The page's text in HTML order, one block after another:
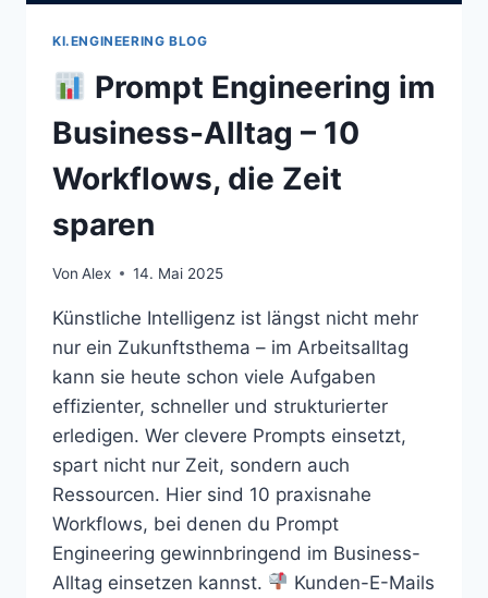
KI.ENGINEERING BLOG
Prompt Engineering im
Business-Alltag – 10
Workflows, die Zeit
sparen
Von Alex 14. Mai 2025
Künstliche Intelligenz ist längst nicht mehr
nur ein Zukunftsthema – im Arbeitsalltag
kann sie heute schon viele Aufgaben
effizienter, schneller und strukturierter
erledigen. Wer clevere Prompts einsetzt,
spart nicht nur Zeit, sondern auch
Ressourcen. Hier sind 10 praxisnahe
Workflows, bei denen du Prompt
Engineering gewinnbringend im Business-
Alltag einsetzen kannst.
Kunden-E-Mails